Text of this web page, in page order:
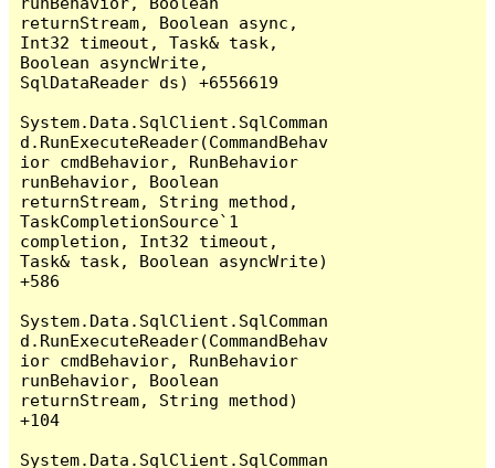
returnStream, Boolean async,
Int32 timeout, Task& task,
Boolean asyncWrite,
SqlDataReader ds) +6556619
System.Data.SqlClient.SqlComman
d.RunExecuteReader(CommandBehav
ior cmdBehavior, RunBehavior
runBehavior, Boolean
returnStream, String method,
TaskCompletionSource`1
completion, Int32 timeout,
Task& task, Boolean asyncWrite)
+586
System.Data.SqlClient.SqlComman
d.RunExecuteReader(CommandBehav
ior cmdBehavior, RunBehavior
runBehavior, Boolean
returnStream, String method)
+104
System.Data.SqlClient.SqlComman